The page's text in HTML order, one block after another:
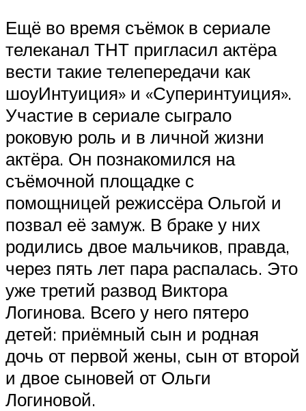
Ещё во время съёмок в сериале
телеканал ТНТ пригласил актёра
вести такие телепередачи как
шоуИнтуиция» и «Суперинтуиция».
Участие в сериале сыграло
роковую роль и в личной жизни
актёра. Он познакомился на
съёмочной площадке с
помощницей режиссёра Ольгой и
позвал её замуж. В браке у них
родились двое мальчиков, правда,
через пять лет пара распалась. Это
уже третий развод Виктора
Логинова. Всего у него пятеро
детей: приёмный сын и родная
дочь от первой жены, сын от второй
и двое сыновей от Ольги
Логиновой.